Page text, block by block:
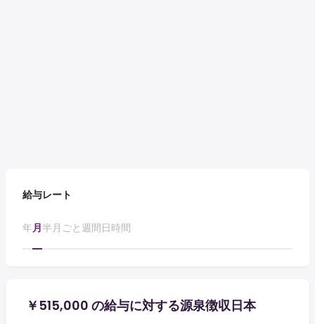
給与レート
年月半月ごと週間日時間
￥515,000 の給与に対する源泉徴収日本